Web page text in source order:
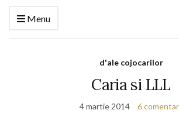
Menu
d'ale cojocarilor
Caria si LLL
4 martie 2014 6